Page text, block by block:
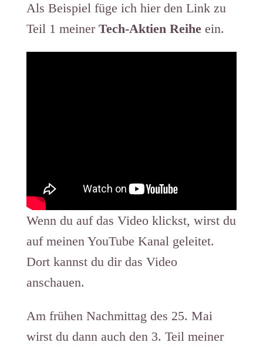
Als Beispiel füge ich hier den Link zu
Teil 1 meiner Tech-Aktien Reiheein.
Wenn du auf das Video klickst, wirst du
auf meinen YouTube Kanal geleitet.
Dort kannst du dir das Video
anschauen.
Am frühen Nachmittag des 25. Mai
wirst du dann auch den 3. Teil meiner